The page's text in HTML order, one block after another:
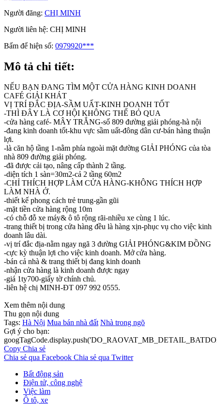
Người đăng: CHỊ MINH
Người liên hệ: CHỊ MINH
Bấm để hiện số: 0979920***
Mô tả chi tiết:
NẾU BẠN ĐANG TÌM MỘT CỬA HÀNG KINH DOANH
CAFÉ GIẢI KHÁT
VỊ TRÍ ĐẮC ĐỊA-SẦM UẤT-KINH DOANH TỐT
-THÌ ĐÂY LÀ CƠ HỘI KHÔNG THỂ BỎ QUA
-cửa hàng café- MÂY TRẮNG-số 809 đường giải phóng-hà nội
-đang kinh doanh tốt-khu vực sầm uất-đông dân cư-bán hàng thuận
lợi.
-là căn hộ tầng 1-nằm phía ngoài mặt đường GIẢI PHÓNG của tòa
nhà 809 đường giải phóng.
-đã được cải tạo, nâng cấp thành 2 tầng.
-diện tích 1 sàn=30m2-cả 2 tầng 60m2
-CHỈ THÍCH HỢP LÀM CỬA HÀNG-KHÔNG THÍCH HỢP
LÀM NHÀ Ở.
-thiết kế phong cách trẻ trung-gần gũi
-mặt tiền cửa hàng rộng 10m
-có chỗ đỗ xe máy& ô tô rộng rãi-nhiều xe cùng 1 lúc.
-trang thiết bị trong cửa hàng đều là hàng xịn-phục vụ cho việc kinh
doanh lâu dài.
-vị trí đắc địa-nằm ngay ngã 3 đường GIẢI PHÓNG&KIM ĐỒNG
-cực kỳ thuận lợi cho việc kinh doanh. Mở cửa hàng.
-bán cả nhà & trang thiết bị đang kinh doanh
-nhận cửa hàng là kinh doanh được ngay
-giá 1ty700-giấy tờ chính chủ.
-liên hệ chị MINH-ĐT 097 992 0555.
Xem thêm nội dung
Thu gọn nội dung
Tags: Hà Nội Mua bán nhà đất Nhà trong ngõ
Gợi ý cho bạn:
Copy Chia sẻ
Chia sẻ qua Facebook Chia sẻ qua Twitter
Bất động sản
Điện tử, công nghệ
Việc làm
Ô tô, xe